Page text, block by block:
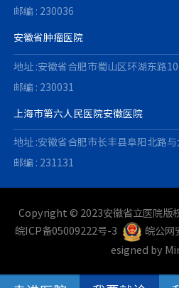
邮编 : 230036
安徽省肿瘤医院
地址 :安徽省合肥市蜀山区环湖东路
邮编 : 230031
上海市第六人民医院安徽医院
地址 :安徽省合肥市长丰县阜阳北路
邮编 : 231131
Copyright © 2023安徽省立医院版
皖ICP备05009222号-3
皖公网
esigned by